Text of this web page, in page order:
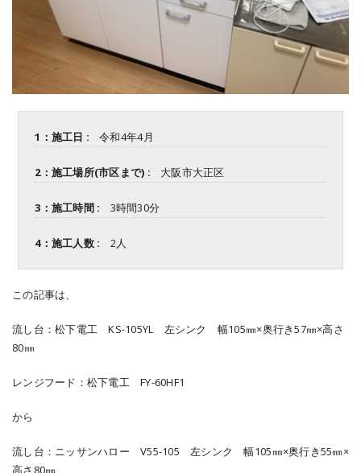
1：施工日 : 令和4年4月
2：施工場所(市区まで) : 大阪市大正区
3：施工時間 : 3時間30分
4：施工人数 : 2人
この記事は、
流し台：松下電工 KS-105YL 左シンク 幅105㎜×奥行き57㎜×高さ
80㎜
レンジフード：松下電工 FY-60HF1
から
流し台：ニッサンハロー V55-105 左シンク 幅105㎜×奥行き55㎜×
高さ80㎜